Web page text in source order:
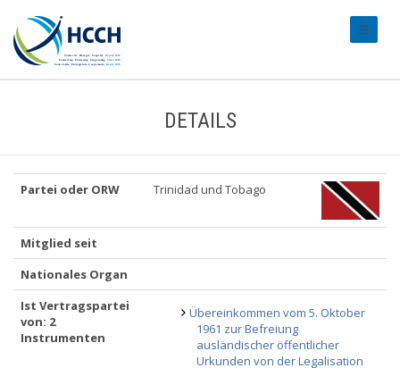
DETAILS
Partei oder ORW Trinidad und Tobago
Mitglied seit
Nationales Organ
Ist Vertragspartei
von: 2
Instrumenten
Übereinkommen vom 5. Oktober
1961 zur Befreiung
ausländischer öffentlicher
Urkunden von der Legalisation